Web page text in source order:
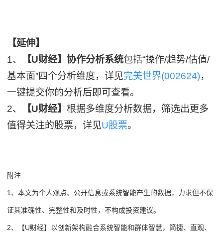
【延伸】
1、
【U财经】协作分析系统包括“操作/趋势/估值/
基本面”四个分析维度，详见完美世界(002624)，
一键提交你的分析后即可查看。
2、
【U财经】根据多维度分析数据，筛选出更多
值得关注的股票，详见U股票。
附注
1、本文为个人观点、公开信息或系统智能产生的数据，力求但不保
证其准确性、完整性和及时性，不构成投资建议。
2、【U财经】以创新架构融合系统智能和群体智慧，简捷、直观、